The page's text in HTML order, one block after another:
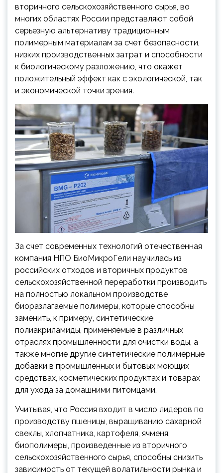
вторичного сельскохозяйственного сырья, во
многих областях России представляют собой
серьезную альтернативу традиционным
полимерным материалам за счет безопасности,
низких производственных затрат и способности
к биологическому разложению, что окажет
положительный эффект как с экологической, так
и экономической точки зрения.
За счет современных технологий отечественная
компания НПО БиоМикроГели научилась из
российских отходов и вторичных продуктов
сельскохозяйственной переработки производить
на полностью локальном производстве
биоразлагаемые полимеры, которые способны
заменить, к примеру, синтетические
полиакриламиды, применяемые в различных
отраслях промышленности для очистки воды, а
также многие другие синтетические полимерные
добавки в промышленных и бытовых моющих
средствах, косметических продуктах и товарах
для ухода за домашними питомцами.
Учитывая, что Россия входит в число лидеров по
производству пшеницы, выращиванию сахарной
свеклы, хлопчатника, картофеля, ячменя,
биополимеры, произведенные из вторичного
сельскохозяйственного сырья, способны снизить
зависимость от текущей волатильности рынка и